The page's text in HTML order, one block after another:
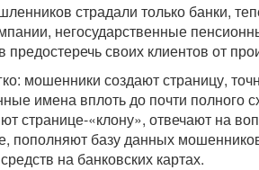
страдали только банки,
негосударственные
своих клиентов от
мошенники создают страницу,
имена вплоть до почти полного
странице-«клону», отвечают на
пополняют базу данных
на банковских картах.